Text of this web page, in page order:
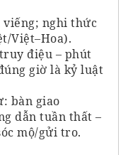
viếng; nghi thức
Việt–Hoa).
điệu – phút
giờ là kỷ luật
bàn giao
dẫn tuần thất –
mộ/gửi tro.